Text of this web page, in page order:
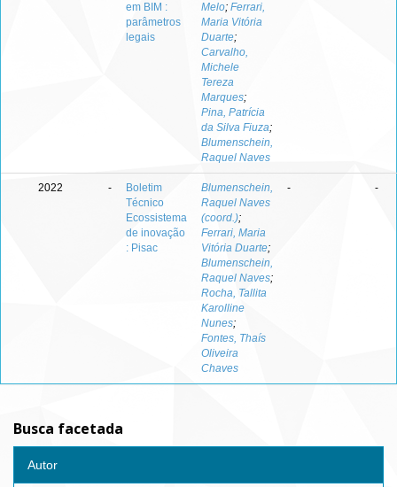
em BIM :
parâmetros
legais
Melo; Ferrari,
Maria Vitória
Duarte;
Carvalho,
Michele
Tereza
Marques;
Pina, Patrícia
da Silva Fiuza;
Blumenschein,
Raquel Naves
2022 -
Boletim
Técnico
Ecossistema
de inovação
: Pisac
Blumenschein,
Raquel Naves
(coord.);
Ferrari, Maria
Vitória Duarte;
Blumenschein,
Raquel Naves;
Rocha, Tallita
Karolline
Nunes;
Fontes, Thaís
Oliveira
Chaves
- -
Busca facetada
Autor